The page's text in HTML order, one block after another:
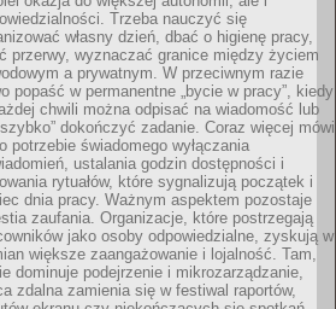
Trzeba nauczyć się
własny dzień, dbać o higienę pracy,
przerwy, wyznaczać granice między życiem
a prywatnym. W przeciwnym razie
popaść w permanentne „bycie w pracy”, kiedy
chwili można odpisać na wiadomość lub
szybko” dokończyć zadanie. Coraz więcej mówi
potrzebie świadomego wyłączania
ustalania godzin dostępności i
rytuałów, które sygnalizują początek i
dnia pracy. Ważnym aspektem pozostaje
zaufania. Organizacje, które postrzegają
jako osoby odpowiedzialne, zyskują w
większe zaangażowanie i lojalność. Tam,
dominuje podejrzenie i mikrozarządzanie,
zdalna zamienia się w festiwal raportów,